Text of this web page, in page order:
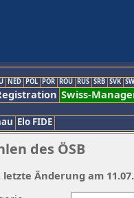
NED POL POR ROU RUS SRB SVK
Swiss-
Elo FIDE
des ÖSB
letzte Änderung am